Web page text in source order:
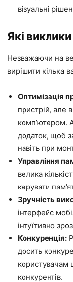
візуальні
Які
Незважаючи на
вирішити кілька
Оптимізація
пристрій, але
комп’ютером.
додаток, щоб
навіть при
Управління
велика
керувати
Зручність
інтерфейс
інтуїтивно
Конкуренція:
досить
користувачам
конкурентів.